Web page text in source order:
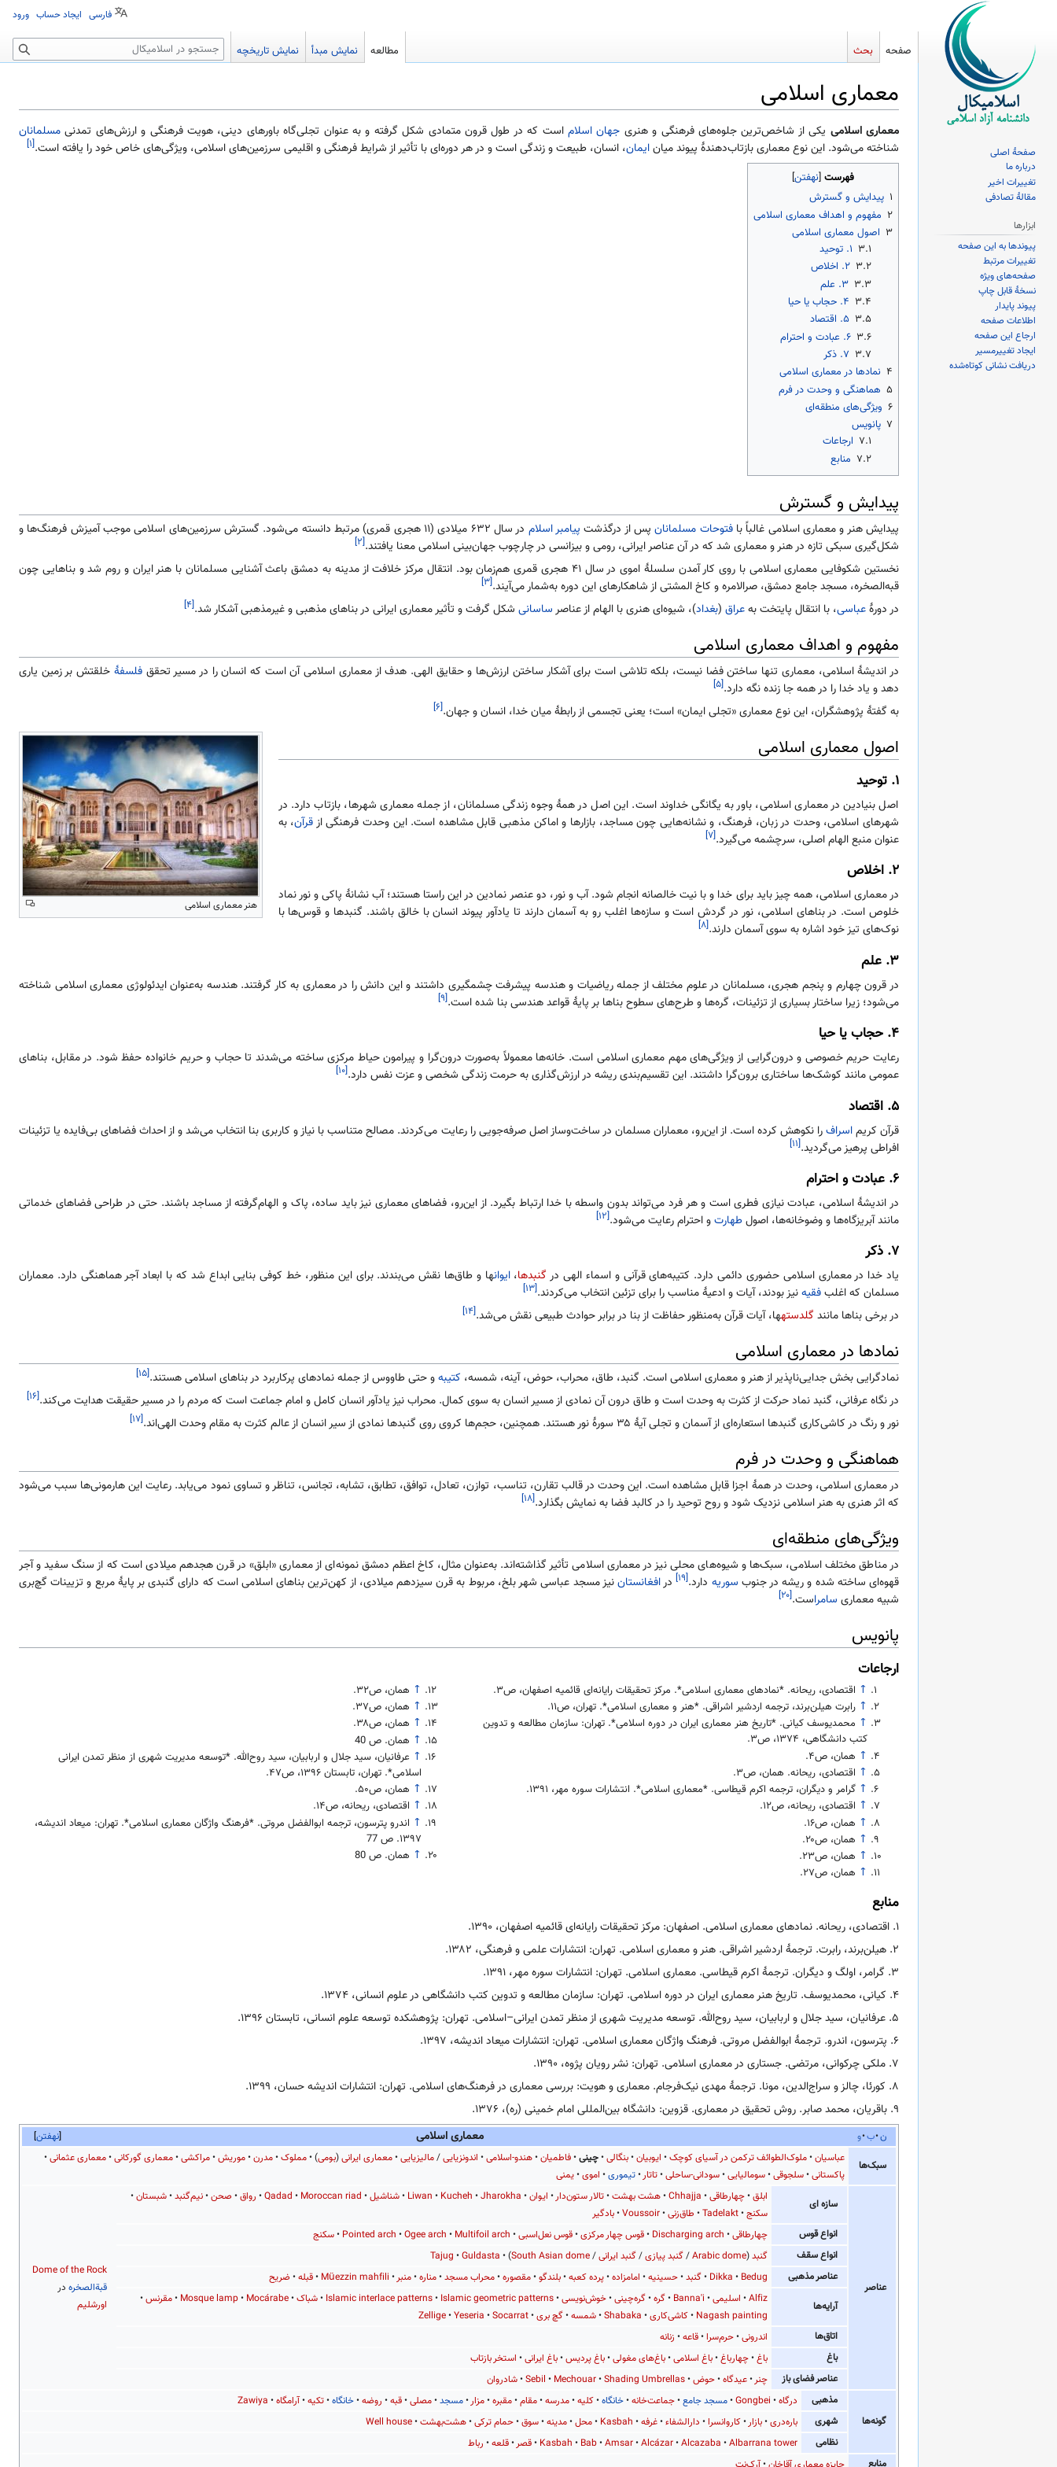
معماری اسلامی
پرش
به
ناوبری
پرش
به
جستجو
معماری اسلامی یکی از شاخص‌ترین جلوه‌های فرهنگی و هنری جهان اسلام است که در طول قرون متمادی شکل گرفته و به عنوان تجلی‌گاه باورهای دینی، هویت فرهنگی و ارزش‌های تمدنی مسلمانان
شناخته می‌شود. این نوع معماری بازتاب‌دهندهٔ پیوند میانایمان، انسان، طبیعت و زندگی است و در هر دوره‌ای با تأثیر از شرایط فرهنگی و اقلیمی سرزمین‌های اسلامی، ویژگی‌های خاص خود را یافته است.[۱]
فهرست
۱ پیدایش و گسترش
۲ مفهوم و اهداف معماری اسلامی
۳ اصول معماری اسلامی
۳.۱ ۱. توحید
۳.۲ ۲. اخلاص
۳.۳ ۳. علم
۳.۴ ۴. حجاب یا حیا
۳.۵ ۵. اقتصاد
۳.۶ ۶. عبادت و احترام
۳.۷ ۷. ذکر
۴ نمادها در معماری اسلامی
۵ هماهنگی و وحدت در فرم
۶ ویژگی‌های منطقه‌ای
۷ پانویس
۷.۱ ارجاعات
۷.۲ منابع
پیدایش و گسترش
پیدایش هنر و معماری اسلامی غالباً بافتوحات مسلمانانپس از درگذشت پیامبر اسلام
در سال ۶۳۲ میلادی (۱۱ هجری قمری) مرتبط دانسته می‌شود. گسترش سرزمین‌های اسلامی موجب آمیزش فرهنگ‌ها و
شکل‌گیری سبکی تازه در هنر و معماری شد که در آن عناصر ایرانی، رومی و بیزانسی در چارچوب جهان‌بینی اسلامی معنا یافتند.[۲]
نخستین شکوفایی معماری اسلامی با روی کار آمدن سلسلهٔ اموی در سال ۴۱ هجری قمری هم‌زمان بود. انتقال مرکز خلافت از مدینه به دمشق باعث آشنایی مسلمانان با هنر ایران و روم شد و بناهایی چون
قبه‌الصخره، مسجد جامع دمشق، صرالامره و کاخ المشتی از شاهکارهای این دوره به‌شمار می‌آیند.[۳]
در دورهٔعباسی، با انتقال پایتخت بهعراق (بغداد)، شیوه‌ای هنری با الهام از عناصرساسانی شکل گرفت و تأثیر معماری ایرانی در بناهای مذهبی و غیرمذهبی آشکار شد.[۴]
مفهوم و اهداف معماری اسلامی
در اندیشهٔ اسلامی، معماری تنها ساختن فضا نیست، بلکه تلاشی است برای آشکار ساختن ارزش‌ها و حقایق الهی. هدف از معماری اسلامی آن است که انسان را در مسیر تحققفلسفهٔ خلقتش بر زمین یاری
دهد و یاد خدا را در همه جا زنده نگه دارد.[۵]
به گفتهٔ پژوهشگران، این نوع معماری «تجلی ایمان» است؛ یعنی تجسمی از رابطهٔ میان خدا، انسان و جهان.[۶]
هنر معماری اسلامی
اصول معماری اسلامی
۱. توحید
اصل بنیادین در معماری اسلامی، باور به یگانگی خداوند است. این اصل در همهٔ وجوه زندگی مسلمانان، از جمله معماری شهرها، بازتاب دارد. در
شهرهای اسلامی، وحدت در زبان، فرهنگ، و نشانه‌هایی چون مساجد، بازارها و اماکن مذهبی قابل مشاهده است. این وحدت فرهنگی ازقرآن، به
عنوان منبع الهام اصلی، سرچشمه می‌گیرد.[۷]
۲. اخلاص
در معماری اسلامی، همه چیز باید برای خدا و با نیت خالصانه انجام شود. آب و نور، دو عنصر نمادین در این راستا هستند؛ آب نشانهٔ پاکی و نور نماد
خلوص است. در بناهای اسلامی، نور در گردش است و سازه‌ها اغلب رو به آسمان دارند تا یادآور پیوند انسان با خالق باشند. گنبدها و قوس‌ها با
نوک‌های تیز خود اشاره به سوی آسمان دارند.[۸]
۳. علم
در قرون چهارم و پنجم هجری، مسلمانان در علوم مختلف از جمله ریاضیات و هندسه پیشرفت چشمگیری داشتند و این دانش را در معماری به کار گرفتند. هندسه به‌عنوان ایدئولوژی معماری اسلامی شناخته
می‌شود؛ زیرا ساختار بسیاری از تزئینات، گره‌ها و طرح‌های سطوح بناها بر پایهٔ قواعد هندسی بنا شده است.[۹]
۴. حجاب یا حیا
رعایت حریم خصوصی و درون‌گرایی از ویژگی‌های مهم معماری اسلامی است. خانه‌ها معمولاً به‌صورت درون‌گرا و پیرامون حیاط مرکزی ساخته می‌شدند تا حجاب و حریم خانواده حفظ شود. در مقابل، بناهای
عمومی مانند کوشک‌ها ساختاری برون‌گرا داشتند. این تقسیم‌بندی ریشه در ارزش‌گذاری به حرمت زندگی شخصی و عزت نفس دارد.[۱۰]
۵. اقتصاد
قرآن کریماسرافرا نکوهش کرده است. از این‌رو، معماران مسلمان در ساخت‌وساز اصل صرفه‌جویی را رعایت می‌کردند. مصالح متناسب با نیاز و کاربری بنا انتخاب می‌شد و از احداث فضاهای بی‌فایده یا تزئینات
افراطی پرهیز می‌گردید.[۱۱]
۶. عبادت و احترام
در اندیشهٔ اسلامی، عبادت نیازی فطری است و هر فرد می‌تواند بدون واسطه با خدا ارتباط بگیرد. از این‌رو، فضاهای معماری نیز باید ساده، پاک و الهام‌گرفته از مساجد باشند. حتی در طراحی فضاهای خدماتی
مانند آبریزگاه‌ها و وضوخانه‌ها، اصولطهارتو احترام رعایت می‌شود.[۱۲]
۷. ذکر
یاد خدا در معماری اسلامی حضوری دائمی دارد. کتیبه‌های قرآنی و اسماء الهی در گنبدها،ایوانها و طاق‌ها نقش می‌بندند. برای این منظور، خط کوفی بنایی ابداع شد که با ابعاد آجر هماهنگی دارد. معماران
مسلمان که اغلبفقیهنیز بودند، آیات و ادعیهٔ مناسب را برای تزئین انتخاب می‌کردند.[۱۳]
در برخی بناها مانند گلدستهها، آیات قرآن به‌منظور حفاظت از بنا در برابر حوادث طبیعی نقش می‌شد.[۱۴]
نمادها در معماری اسلامی
نمادگرایی بخش جدایی‌ناپذیر از هنر و معماری اسلامی است. گنبد، طاق، محراب، حوض، آینه، شمسه، کتیبهو حتی طاووس از جمله نمادهای پرکاربرد در بناهای اسلامی هستند.[۱۵]
در نگاه عرفانی، گنبد نماد حرکت از کثرت به وحدت است و طاق درون آن نمادی از مسیر انسان به سوی کمال. محراب نیز یادآور انسان کامل و امام جماعت است که مردم را در مسیر حقیقت هدایت می‌کند.[۱۶]
نور و رنگ در کاشی‌کاری گنبدها استعاره‌ای از آسمان و تجلی آیهٔ ۳۵ سورهٔ نور هستند. همچنین، حجم‌ها کروی روی گنبدها نمادی از سیر انسان از عالم کثرت به مقام وحدت الهی‌اند. [۱۷]
هماهنگی و وحدت در فرم
در معماری اسلامی، وحدت در همهٔ اجزا قابل مشاهده است. این وحدت در قالب تقارن، تناسب، توازن، تعادل، توافق، تطابق، تشابه، تجانس، تناظر و تساوی نمود می‌یابد. رعایت این هارمونی‌ها سبب می‌شود
که اثر هنری به هنر اسلامی نزدیک شود و روح توحید را در کالبد فضا به نمایش بگذارد.[۱۸]
ویژگی‌های منطقه‌ای
در مناطق مختلف اسلامی، سبک‌ها و شیوه‌های محلی نیز در معماری اسلامی تأثیر گذاشته‌اند. به‌عنوان مثال، کاخ اعظم دمشق نمونه‌ای از معماری «ابلق» در قرن هجدهم میلادی است که از سنگ سفید و آجر
قهوه‌ای ساخته شده و ریشه در جنوب سوریه دارد.[۱۹] درافغانستاننیز مسجد عباسی شهر بلخ، مربوط به قرن سیزدهم میلادی، از کهن‌ترین بناهای اسلامی است که دارای گنبدی بر پایهٔ مربع و تزیینات گچ‌بری
شبیه معماری سامراست.[۲۰]
پانویس
ارجاعات
↑ اقتصادی، ریحانه. *نمادهای معماری اسلامی*. مرکز تحقیقات رایانه‌ای قائمیه اصفهان، ص۳.
↑ رابرت هیلن‌برند، ترجمه اردشیر اشراقی. *هنر و معماری اسلامی*. تهران، ص۱۱.
↑ محمدیوسف کیانی. *تاریخ هنر معماری ایران در دوره اسلامی*. تهران: سازمان مطالعه و تدوین
کتب دانشگاهی، ۱۳۷۴، ص۳.
↑ همان، ص۴.
↑ اقتصادی، ریحانه. همان، ص۳.
↑ گرامر و دیگران، ترجمه اکرم قیطاسی. *معماری اسلامی*. انتشارات سوره مهر، ۱۳۹۱.
↑ اقتصادی، ریحانه، ص۱۲.
↑ همان، ص۱۶.
↑ همان، ص۲۰.
↑ همان، ص۲۳.
↑ همان، ص۲۷.
↑ همان، ص۳۲.
↑ همان، ص۳۷.
↑ همان، ص۳۸.
↑ همان. ص 40
↑ عرفانیان، سید جلال و اربابیان، سید روح‌الله. *توسعه مدیریت شهری از منظر تمدن ایرانی
اسلامی*. تهران، تابستان ۱۳۹۶، ص۴۷.
↑ همان، ص۵۰.
↑ اقتصادی، ریحانه، ص۱۴.
↑ اندرو پترسون، ترجمه ابوالفضل مروتی. *فرهنگ واژگان معماری اسلامی*. تهران: میعاد اندیشه،
۱۳۹۷. ص 77
↑ همان. ص 80
منابع
۱. اقتصادی، ریحانه. نمادهای معماری اسلامی. اصفهان: مرکز تحقیقات رایانه‌ای قائمیه اصفهان، ۱۳۹۰.
۲. هیلن‌برند، رابرت. ترجمهٔ اردشیر اشراقی. هنر و معماری اسلامی. تهران: انتشارات علمی و فرهنگی، ۱۳۸۲.
۳. گرامر، اولگ و دیگران. ترجمهٔ اکرم قیطاسی. معماری اسلامی. تهران: انتشارات سوره مهر، ۱۳۹۱.
۴. کیانی، محمدیوسف. تاریخ هنر معماری ایران در دوره اسلامی. تهران: سازمان مطالعه و تدوین کتب دانشگاهی در علوم انسانی، ۱۳۷۴.
۵. عرفانیان، سید جلال و اربابیان، سید روح‌الله. توسعه مدیریت شهری از منظر تمدن ایرانی–اسلامی. تهران: پژوهشکده توسعه علوم انسانی، تابستان ۱۳۹۶.
۶. پترسون، اندرو. ترجمهٔ ابوالفضل مروتی. فرهنگ واژگان معماری اسلامی. تهران: انتشارات میعاد اندیشه، ۱۳۹۷.
۷. ملکی چرکوانی، مرتضی. جستاری در معماری اسلامی. تهران: نشر رویان پژوه، ۱۳۹۰.
۸. کورئا، چالز و سراج‌الدین، مونا. ترجمهٔ مهدی نیک‌فرجام. معماری و هویت: بررسی معماری در فرهنگ‌های اسلامی. تهران: انتشارات اندیشه حسان، ۱۳۹۹.
۹. باقریان، محمد صابر. روش تحقیق در معماری. قزوین: دانشگاه بین‌المللی امام خمینی (ره)، ۱۳۷۶.
نهفتن ن ب و معماری اسلامی
سبک‌ها
عباسیان ملوک‌الطوائف ترکمن در آسیای کوچک ایوبیان بنگالی چینی فاطمیان هندو-اسلامی اندونزیایی/مالیزیایی معماری ایرانی(بومی) مملوک مدرن موریش مراکشی معماری گورکانی معماری عثمانی
پاکستانی سلجوقی سومالیایی سودانی-ساحلی تاتار تیموری اموی یمنی
عناصر
سازه ای
ابلق چهارطاقی Chhajja هشت بهشت تالار ستون‌دار ایوان Jharokha
Kucheh
Liwan شناشیل Moroccan riad
Qadad رواق صحن نیم‌گنبد شبستان
سکنج Tadelakt طاق‌زنی Voussoir بادگیر
Dome of the Rock
قبةالصخره در
اورشلیم
انواع قوس چهارطاقی Discharging arch قوس چهار مرکزی قوس نعل‌اسبی Multifoil arch
Ogee arch
Pointed arch سکنج
انواع سقف
گنبد(
Arabic dome
/گنبد پیازی/گنبد ایرانی/
South Asian dome
)
Guldasta
Tajug
عناصر مذهبی
Bedug
Dikka گنبد حسینیه امامزاده پرده کعبه بلندگو مقصوره محراب مسجد مناره منبر Müezzin mahfili قبله ضریح
آرایه‌ها
Alfiz اسلیمی Banna'i گره گره‌چینی خوش‌نویسی Islamic geometric patterns
Islamic interlace patterns شباک Mocárabe
Mosque lamp مقرنس
Nagash painting کاشی‌کاری Shabaka شمسه گچ بری Socarrat
Yeseria
Zellige
اتاق‌ها
اندرونی حرم‌سرا قاعه زنانه
باغ
باغ چهارباغ باغ اسلامی باغ‌های مغولی باغ پردیس باغ ایرانی استخر بازتاب
عناصر فضای باز
چنر عیدگاه حوض Shading Umbrellas
Mechouar
Sebil شادروان
گونه‌ها
مذهبی درگاه Gongbei مسجد جامع جماعت‌خانه خانگاه کلیه مدرسه مقام مقبره مزار مسجد مصلی قبه روضه خانگاه تکیه آرامگاه Zawiya
شهری
باره‌دری بازار کاروانسرا دارالشفاء غرفه Kasbah محل مدینه سوق حمام ترکی هشت‌بهشت Well house
نظامی
Albarrana tower
Alcazaba
Alcázar
Amsar
Bab
Kasbah قصر قلعه رباط
فارسی ایجاد حساب ورود
صفحه بحث مطالعه نمایش مبدأ نمایش تاریخچه جستجو
صفحهٔ اصلی
درباره ما
تغییرات اخیر
مقالهٔ تصادفی
ابزارها
پیوندها به این صفحه
تغییرات مرتبط
صفحه‌های ویژه
نسخهٔ قابل چاپ
پیوند پایدار
اطلاعات صفحه
ارجاع این صفحه
ایجاد تغییرمسیر
دریافت نشانی کوتاه‌شده